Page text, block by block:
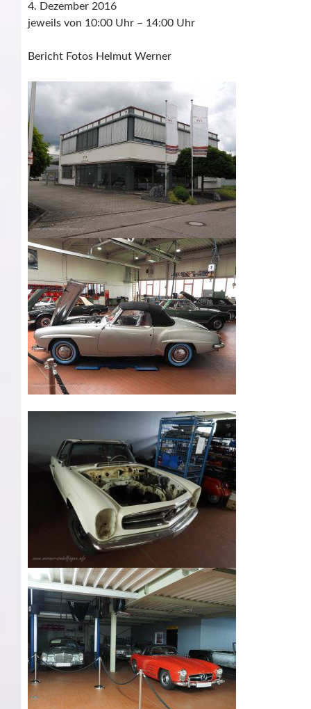
4. Dezember 2016
jeweils von 10:00 Uhr – 14:00 Uhr
Bericht Fotos Helmut Werner